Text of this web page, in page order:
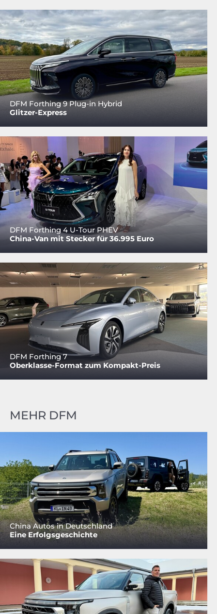
DFM Forthing 9 Plug-in Hybrid
Glitzer-Express
DFM Forthing 4 U-Tour PHEV
China-Van mit Stecker für 36.995 Euro
DFM Forthing 7
Oberklasse-Format zum Kompakt-Preis
MEHR DFM
China Autos in Deutschland
Eine Erfolgsgeschichte